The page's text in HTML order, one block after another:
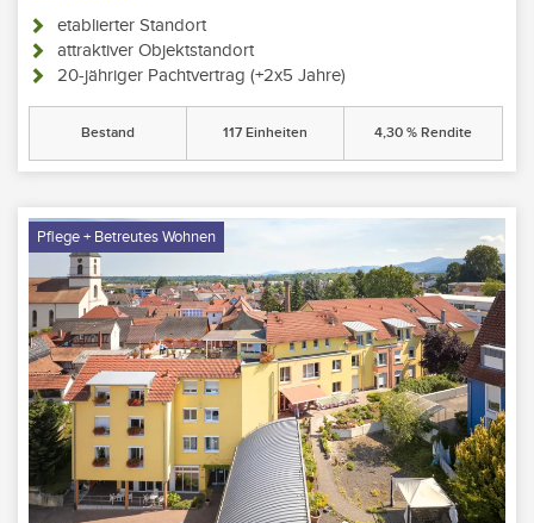
etablierter Standort
attraktiver Objektstandort
20-jähriger Pachtvertrag (+2x5 Jahre)
Bestand 117 Einheiten 4,30 % Rendite
Pflege + Betreutes Wohnen